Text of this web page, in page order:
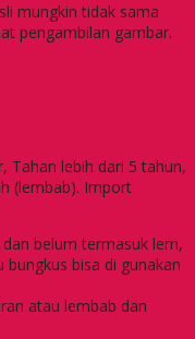
mungkin tidak sama
pengambilan gambar.
Tahan lebih dari 5 tahun,
(lembab). Import
belum termasuk lem,
bisa di gunakan
atau lembab dan